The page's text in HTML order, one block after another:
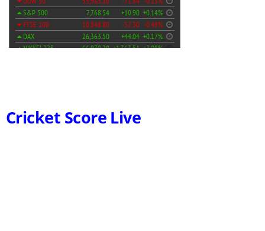
Cricket Score Live